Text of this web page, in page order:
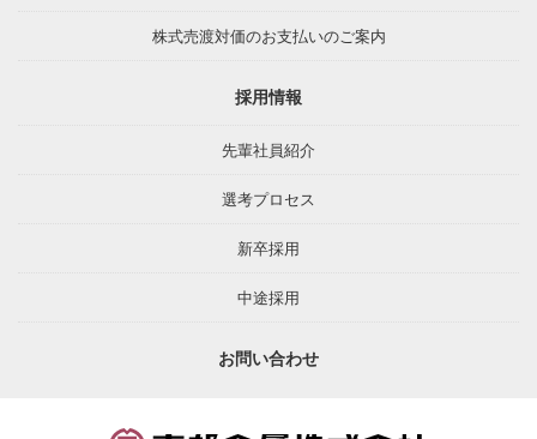
株式売渡対価のお支払いのご案内
採用情報
先輩社員紹介
選考プロセス
新卒採用
中途採用
お問い合わせ